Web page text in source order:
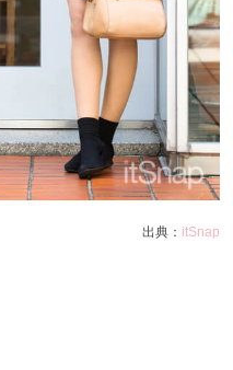
出典： itSnap